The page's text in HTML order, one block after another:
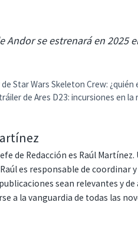
Andor se estrenará en 2025
Star Wars Skeleton Crew:
de Ares D23: incursiones en
de Redacción es Raúl
es responsable de coordinar
sean relevantes y
a la vanguardia de todas las